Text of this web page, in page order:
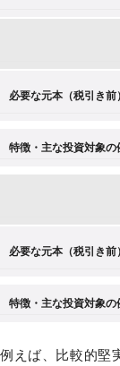
必要な元本（税引き前）
特徴・主な投資対象の
必要な元本（税引き前）
特徴・主な投資対象の
例えば、比較的堅